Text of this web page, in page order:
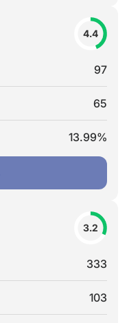
4.4
97
65
13.99%
3.2
333
103